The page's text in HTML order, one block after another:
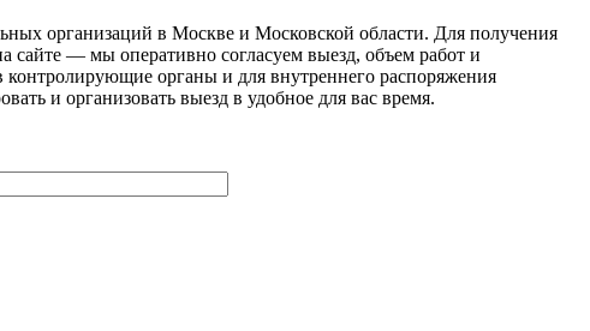
организаций в Москве и Московской области. Для получения
сайте — мы оперативно согласуем выезд, объем работ и
органы и для внутреннего распоряжения
и организовать выезд в удобное для вас время.